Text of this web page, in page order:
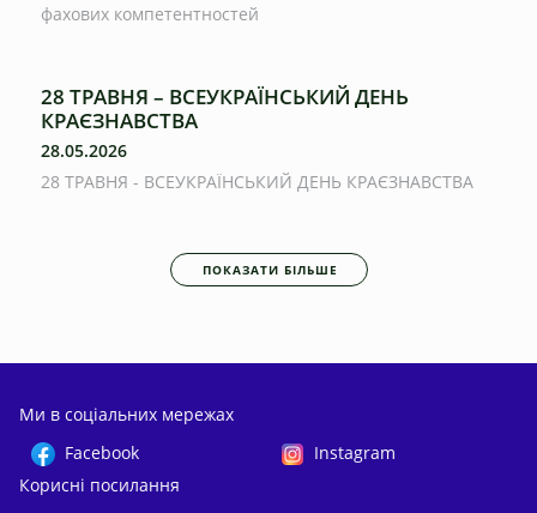
фахових компетентностей
28 ТРАВНЯ – ВСЕУКРАЇНСЬКИЙ ДЕНЬ
КРАЄЗНАВСТВА
28.05.2026
28 ТРАВНЯ - ВСЕУКРАЇНСЬКИЙ ДЕНЬ КРАЄЗНАВСТВА
ПОКАЗАТИ БІЛЬШЕ
Ми в соціальних мережах
Facebook
Instagram
Корисні посилання